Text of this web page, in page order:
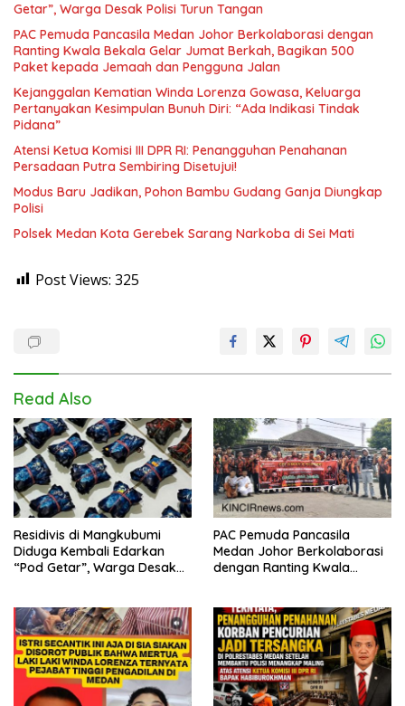
Getar”, Warga Desak Polisi Turun Tangan
PAC Pemuda Pancasila Medan Johor Berkolaborasi dengan
Ranting Kwala Bekala Gelar Jumat Berkah, Bagikan 500
Paket kepada Jemaah dan Pengguna Jalan
Kejanggalan Kematian Winda Lorenza Gowasa, Keluarga
Pertanyakan Kesimpulan Bunuh Diri: “Ada Indikasi Tindak
Pidana”
Atensi Ketua Komisi III DPR RI: Penangguhan Penahanan
Persadaan Putra Sembiring Disetujui!
Modus Baru Jadikan, Pohon Bambu Gudang Ganja Diungkap
Polisi
Polsek Medan Kota Gerebek Sarang Narkoba di Sei Mati
Post Views: 325
Read Also
Residivis di Mangkubumi
Diduga Kembali Edarkan
“Pod Getar”, Warga Desak
PAC Pemuda Pancasila
Medan Johor Berkolaborasi
dengan Ranting Kwala
Jemaah dan Pengguna Jalan